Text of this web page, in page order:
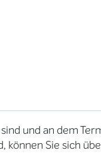
und an dem
können Sie sich